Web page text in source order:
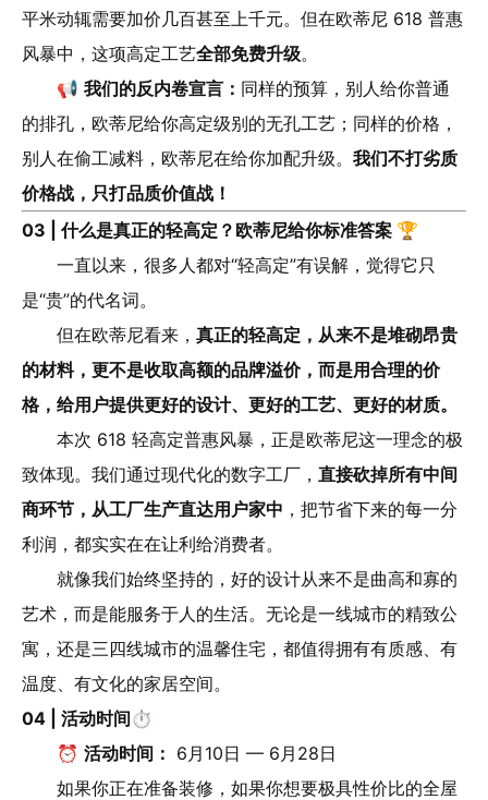
平米动辄需要加价几百甚至上千元。但在欧蒂尼 618 普惠
风暴中，这项高定工艺全部免费升级。
📢 我们的反内卷宣言： 同样的预算，别人给你普通
的排孔，欧蒂尼给你高定级别的无孔工艺；同样的价格，
别人在偷工减料，欧蒂尼在给你加配升级。 我们不打劣质
价格战，只打品质价值战！
03 | 什么是真正的轻高定？欧蒂尼给你标准答案 🏆
一直以来，很多人都对“轻高定”有误解，觉得它只
是“贵”的代名词。
但在欧蒂尼看来， 真正的轻高定，从来不是堆砌昂贵
的材料，更不是收取高额的品牌溢价，而是用合理的价
格，给用户提供更好的设计、更好的工艺、更好的材质。
本次 618 轻高定普惠风暴，正是欧蒂尼这一理念的极
致体现。我们通过现代化的数字工厂， 直接砍掉所有中间
商环节，从工厂生产直达用户家中 ，把节省下来的每一分
利润，都实实在在让利给消费者。
就像我们始终坚持的，好的设计从来不是曲高和寡的
艺术，而是能服务于人的生活。无论是一线城市的精致公
寓，还是三四线城市的温馨住宅，都值得拥有有质感、有
温度、有文化的家居空间。
04 | 活动时间⏱️
⏰ 活动时间： 6月10日 — 6月28日
如果你正在准备装修，如果你想要极具性价比的全屋